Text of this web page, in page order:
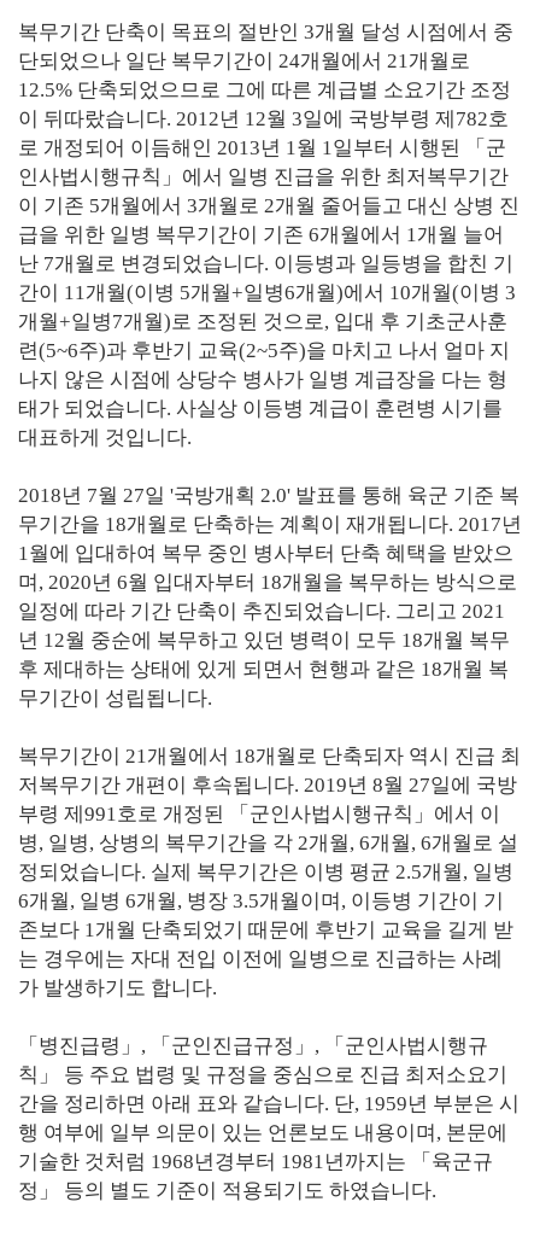
복무기간 단축이 목표의 절반인 3개월 달성 시점에서 중
단되었으나 일단 복무기간이 24개월에서 21개월로
12.5% 단축되었으므로 그에 따른 계급별 소요기간 조정
이 뒤따랐습니다. 2012년 12월 3일에 국방부령 제782호
로 개정되어 이듬해인 2013년 1월 1일부터 시행된 「군
인사법시행규칙」에서 일병 진급을 위한 최저복무기간
이 기존 5개월에서 3개월로 2개월 줄어들고 대신 상병 진
급을 위한 일병 복무기간이 기존 6개월에서 1개월 늘어
난 7개월로 변경되었습니다. 이등병과 일등병을 합친 기
간이 11개월(이병 5개월+일병6개월)에서 10개월(이병 3
개월+일병7개월)로 조정된 것으로, 입대 후 기초군사훈
련(5~6주)과 후반기 교육(2~5주)을 마치고 나서 얼마 지
나지 않은 시점에 상당수 병사가 일병 계급장을 다는 형
태가 되었습니다. 사실상 이등병 계급이 훈련병 시기를
대표하게 것입니다.
2018년 7월 27일 '국방개획 2.0' 발표를 통해 육군 기준 복
무기간을 18개월로 단축하는 계획이 재개됩니다. 2017년
1월에 입대하여 복무 중인 병사부터 단축 혜택을 받았으
며, 2020년 6월 입대자부터 18개월을 복무하는 방식으로
일정에 따라 기간 단축이 추진되었습니다. 그리고 2021
년 12월 중순에 복무하고 있던 병력이 모두 18개월 복무
후 제대하는 상태에 있게 되면서 현행과 같은 18개월 복
무기간이 성립됩니다.
복무기간이 21개월에서 18개월로 단축되자 역시 진급 최
저복무기간 개편이 후속됩니다. 2019년 8월 27일에 국방
부령 제991호로 개정된 「군인사법시행규칙」에서 이
병, 일병, 상병의 복무기간을 각 2개월, 6개월, 6개월로 설
정되었습니다. 실제 복무기간은 이병 평균 2.5개월, 일병
6개월, 일병 6개월, 병장 3.5개월이며, 이등병 기간이 기
존보다 1개월 단축되었기 때문에 후반기 교육을 길게 받
는 경우에는 자대 전입 이전에 일병으로 진급하는 사례
가 발생하기도 합니다.
「병진급령」, 「군인진급규정」, 「군인사법시행규
칙」 등 주요 법령 및 규정을 중심으로 진급 최저소요기
간을 정리하면 아래 표와 같습니다. 단, 1959년 부분은 시
행 여부에 일부 의문이 있는 언론보도 내용이며, 본문에
기술한 것처럼 1968년경부터 1981년까지는 「육군규
정」 등의 별도 기준이 적용되기도 하였습니다.